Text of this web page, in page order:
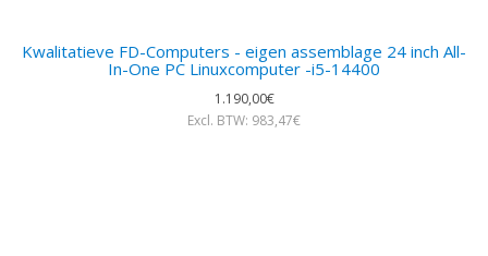
Kwalitatieve FD-Computers - eigen assemblage 24 inch All-
In-One PC Linuxcomputer -i5-14400
1.190,00€
Excl. BTW: 983,47€